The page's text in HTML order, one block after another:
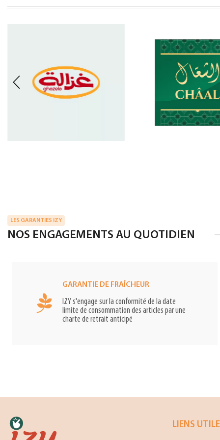
LES GARANTIES IZY
NOS ENGAGEMENTS AU QUOTIDIEN
GARANTIE DE FRAÎCHEUR
IZY s'engage sur la conformité de la date
limite de consommation des articles par une
charte de retrait anticipé
LIENS